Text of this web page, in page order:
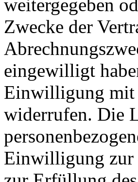
weitergegeben
Zwecke der
eingewilligt
Einwilligung mit
widerrufen. Die
Einwilligung zur